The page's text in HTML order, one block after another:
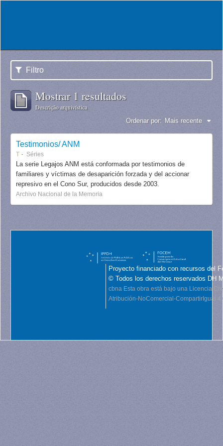
Filtro
Mostrar 1 resultados
Descrição arquivística
Ordenar por: Mais recente
Testimonios/ ANM
T Séries
La serie Legajos ANM está conformada por testimonios de
familiares y víctimas de desaparición forzada y del accionar
represivo en el Cono Sur, producidos desde 2003.
Archivo Nacional de la Memoria
Proyecto financiado con recursos del
© Todos los derechos reservados DH
cbna Esta obra está bajo una Licencia
Atribución-NoComercial-CompartirIgual